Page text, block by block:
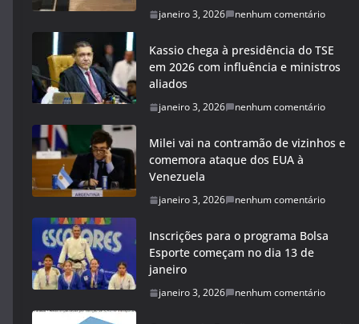
janeiro 3, 2026 nenhum comentário
Kassio chega à presidência do TSE
em 2026 com influência e ministros
aliados
janeiro 3, 2026 nenhum comentário
Milei vai na contramão de vizinhos e
comemora ataque dos EUA à
Venezuela
janeiro 3, 2026 nenhum comentário
Inscrições para o programa Bolsa
Esporte começam no dia 13 de
janeiro
janeiro 3, 2026 nenhum comentário